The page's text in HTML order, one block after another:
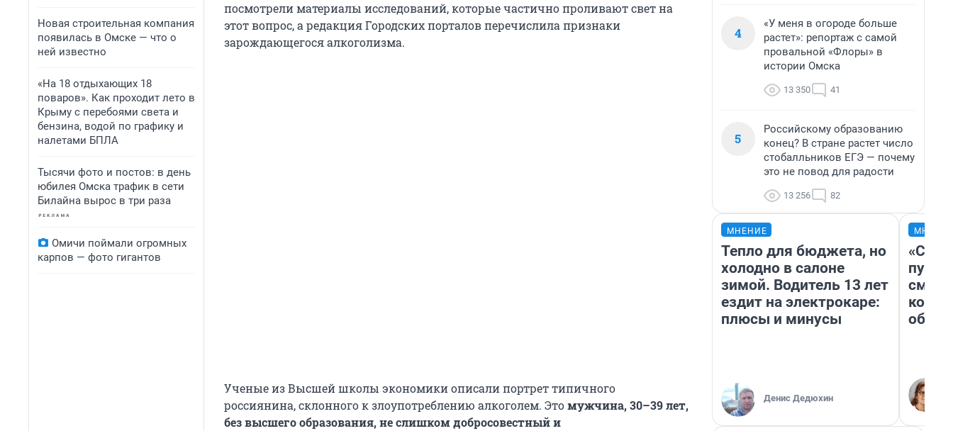
Новая строительная компания
появилась в Омске — что о
ней известно
«На 18 отдыхающих 18
поваров». Как проходит лето в
Крыму с перебоями света и
бензина, водой по графику и
налетами БПЛА
Тысячи фото и постов: в день
юбилея Омска трафик в сети
Билайна вырос в три раза
Омичи поймали огромных
карпов — фото гигантов
посмотрели материалы исследований, которые частично проливают свет на
этот вопрос, а редакция Городских порталов перечислила признаки
зарождающегося алкоголизма.
Ученые из Высшей школы экономики описали портрет типичного
россиянина, склонного к злоупотреблению алкоголем. Этомужчина, 30–39 лет,
без высшего образования, не слишком добросовестный и
4
«У меня в огороде больше
растет»: репортаж с самой
провальной «Флоры» в
истории Омска
13 350 41
5
Российскому образованию
конец? В стране растет число
стобалльников ЕГЭ — почему
это не повод для радости
13 256 82
МНЕНИЕ
Тепло для бюджета, но
холодно в салоне
зимой. Водитель 13 лет
ездит на электрокаре:
плюсы и минусы
Денис Дедюхин